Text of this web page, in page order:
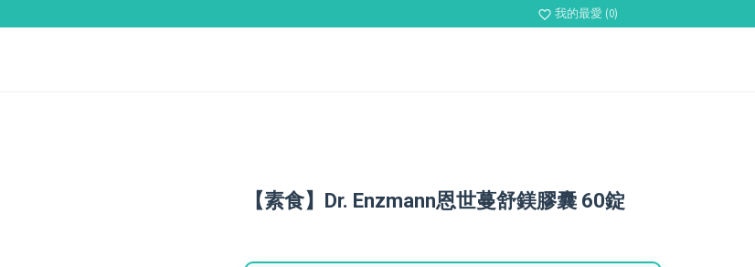
favorite_border 我的最愛 (0)
【素食】Dr. Enzmann恩世蔓舒鎂膠囊 60錠